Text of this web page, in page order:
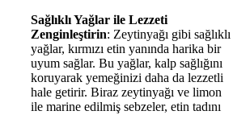
Sağlıklı Yağlar ile Lezzeti
Zenginleştirin: Zeytinyağı gibi sağlıklı
yağlar, kırmızı etin yanında harika bir
uyum sağlar. Bu yağlar, kalp sağlığını
koruyarak yemeğinizi daha da lezzetli
hale getirir. Biraz zeytinyağı ve limon
ile marine edilmiş sebzeler, etin tadını